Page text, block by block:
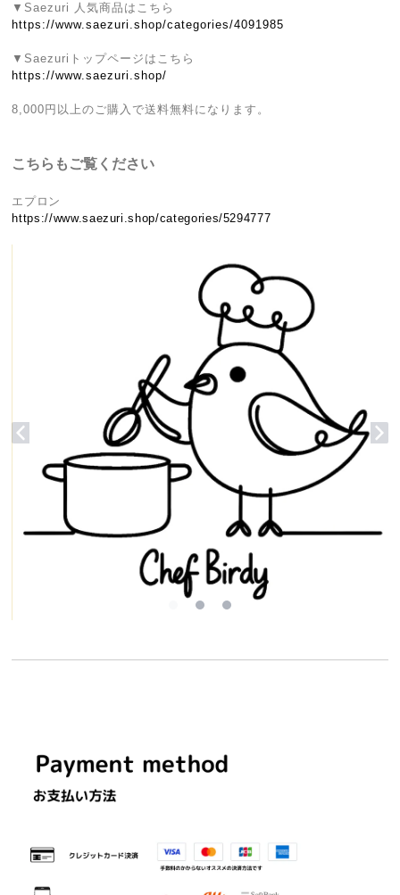
▼Saezuri 人気商品はこちら
https://www.saezuri.shop/categories/4091985
▼Saezuriトップページはこちら
https://www.saezuri.shop/
8,000円以上のご購入で送料無料になります。
こちらもご覧ください
エプロン
https://www.saezuri.shop/categories/5294777